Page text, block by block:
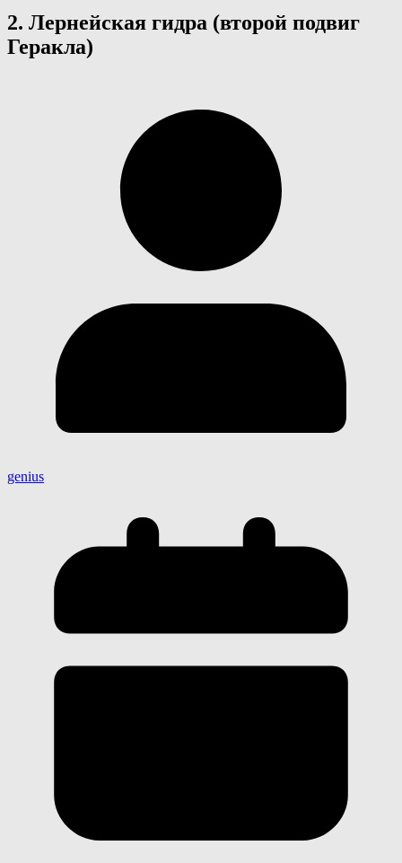
2. Лернейская гидра (второй подвиг
Геракла)
genius